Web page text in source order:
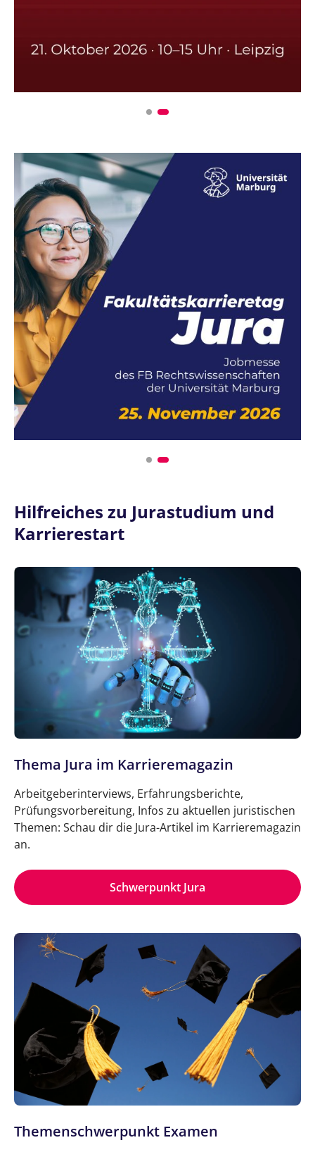
Hilfreiches zu Jurastudium und
Karrierestart
Thema Jura im Karrieremagazin
Arbeitgeberinterviews, Erfahrungsberichte,
Prüfungsvorbereitung, Infos zu aktuellen juristischen
Themen: Schau dir die Jura-Artikel im Karrieremagazin
an.
Schwerpunkt Jura
Themenschwerpunkt Examen